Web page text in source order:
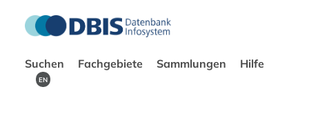
Suchen Fachgebiete Sammlungen Hilfe
EN